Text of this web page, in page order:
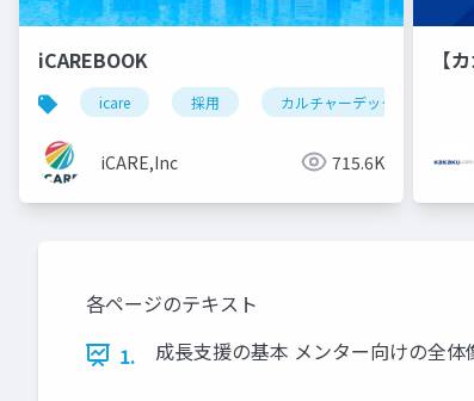
iCAREBOOK
icare 採用 カルチャーデック
iCARE,Inc 715.6K
【
各ページのテキスト
1.
成⻑⽀援の基本 メンター向けの全